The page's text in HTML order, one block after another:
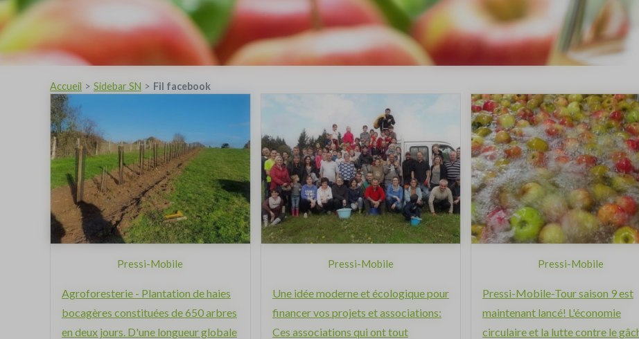
Accueil Sidebar SN Fil facebook
Pressi-Mobile
Agroforesterie - Plantation de haies
bocagères constituées de 650 arbres
en deux jours. D'une longueur globale
Pressi-Mobile
Une idée moderne et écologique pour
financer vos projets et associations:
Ces associations qui ont tout
Pressi-Mobile
Pressi-Mobile-Tour saison 9 est
maintenant lancé! L'économie
circulaire et la lutte contre le